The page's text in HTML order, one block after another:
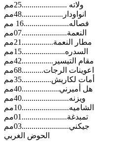
ولاته .......................25مم
انواودار.....................48مم
فصاله.......................16 مم
النعمة.......................07مم
مطار النعمة................21مم
السدره......................15مم
مقام التيسير................42مم
اعوينات الرجات...........68مم
أمات لكاريش...............35مم
هل أميرني...................40مم
ويزنه........................40مم
الشاميه........................10مم
تمبدغة.......................01مم
جيكني........................03مم
الحوض الغربي